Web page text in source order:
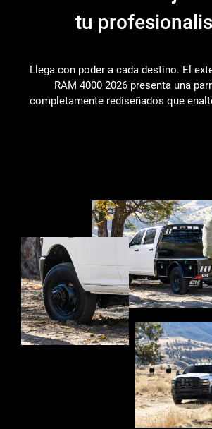
tu
Llega con poder a cada destino. El
RAM 4000 2026 presenta una
completamente rediseñados que